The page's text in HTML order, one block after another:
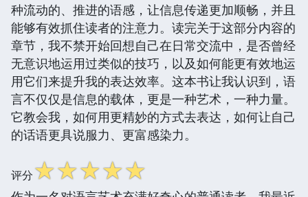
种流动的、推进的语感，让信息传递更加顺畅，并且
能够有效抓住读者的注意力。读完关于这部分内容的
章节，我不禁开始回想自己在日常交流中，是否曾经
无意识地运用过类似的技巧，以及如何能更有效地运
用它们来提升我的表达效率。这本书让我认识到，语
言不仅仅是信息的载体，更是一种艺术，一种力量。
它教会我，如何用更精妙的方式去表达，如何让自己
的话语更具说服力、更富感染力。
评分☆☆☆☆☆